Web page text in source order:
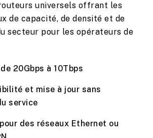
universels offrant les
de capacité, de densité et de
secteur pour les opérateurs de
20Gbps à 10Tbps
et mise à jour sans
service
des réseaux Ethernet ou